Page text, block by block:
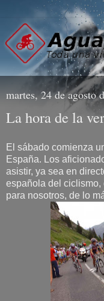
martes, 24 de agosto
La hora de la
El sábado comienza
España. Los
asistir, ya sea en
española del ciclismo,
para nosotros, de lo